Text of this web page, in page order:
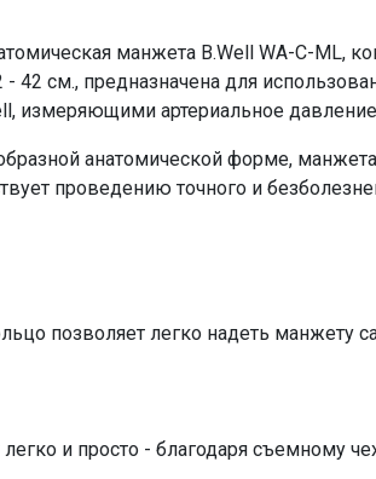
манжета B.Well WA-C-ML,
- 42 см., предназначена для
измеряющими артериальное
анатомической форме,
проведению точного и
позволяет легко надеть манжету
и просто - благодаря съемному